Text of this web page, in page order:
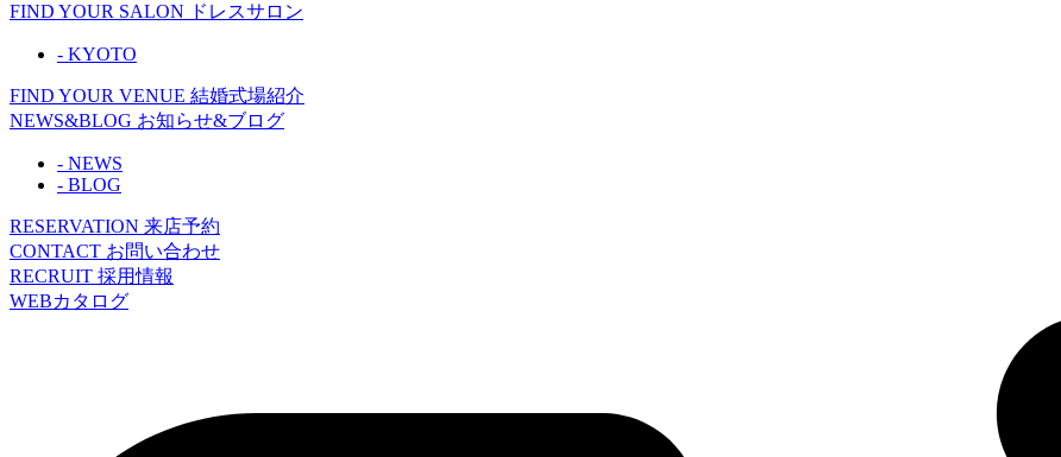
FIND YOUR SALON ドレスサロン
- KYOTO
FIND YOUR VENUE 結婚式場紹介
NEWS&BLOG お知らせ&ブログ
- NEWS
- BLOG
RESERVATION 来店予約
CONTACT お問い合わせ
RECRUIT 採用情報
WEBカタログ